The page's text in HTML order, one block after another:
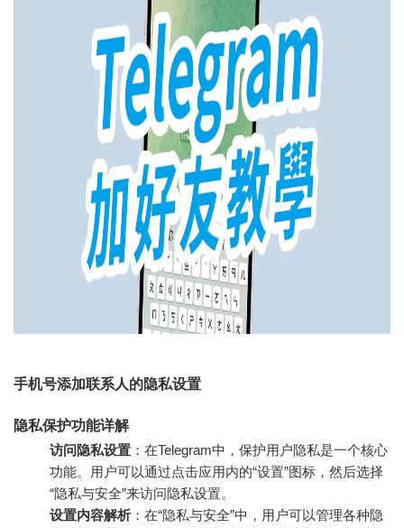
手机号添加联系人的隐私设置
隐私保护功能详解
访问隐私设置 ：在Telegram中，保护用户隐私是一个核心
功能。用户可以通过点击应用内的“设置”图标，然后选择
“隐私与安全”来访问隐私设置。
设置内容解析 ：在“隐私与安全”中，用户可以管理各种隐